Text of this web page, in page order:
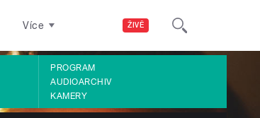
ŽIVĚ
Více
PROGRAM
AUDIOARCHIV
KAMERY